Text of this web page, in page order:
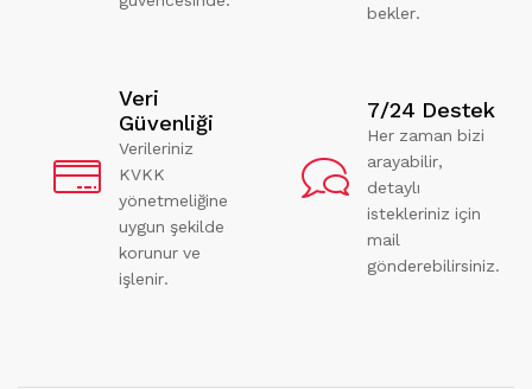
bekler.
Veri
Güvenliği
Verileriniz
KVKK
yönetmeliğine
uygun şekilde
korunur ve
işlenir.
7/24 Destek
Her zaman bizi
arayabilir,
detaylı
istekleriniz için
mail
gönderebilirsiniz.